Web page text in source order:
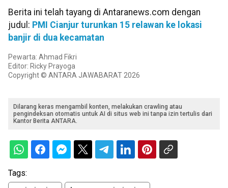
Berita ini telah tayang di Antaranews.com dengan
judul: PMI Cianjur turunkan 15 relawan ke lokasi
banjir di dua kecamatan
Pewarta: Ahmad Fikri
Editor: Ricky Prayoga
Copyright © ANTARA JAWABARAT 2026
Dilarang keras mengambil konten, melakukan crawling atau
pengindeksan otomatis untuk AI di situs web ini tanpa izin tertulis dari
Kantor Berita ANTARA.
Tags: